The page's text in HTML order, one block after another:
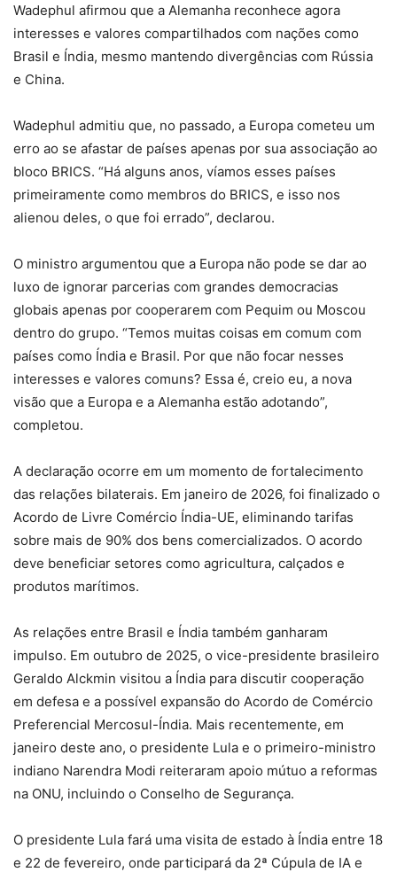
Wadephul afirmou que a Alemanha reconhece agora
interesses e valores compartilhados com nações como
Brasil e Índia, mesmo mantendo divergências com Rússia
e China.
Wadephul admitiu que, no passado, a Europa cometeu um
erro ao se afastar de países apenas por sua associação ao
bloco BRICS. “Há alguns anos, víamos esses países
primeiramente como membros do BRICS, e isso nos
alienou deles, o que foi errado”, declarou.
O ministro argumentou que a Europa não pode se dar ao
luxo de ignorar parcerias com grandes democracias
globais apenas por cooperarem com Pequim ou Moscou
dentro do grupo. “Temos muitas coisas em comum com
países como Índia e Brasil. Por que não focar nesses
interesses e valores comuns? Essa é, creio eu, a nova
visão que a Europa e a Alemanha estão adotando”,
completou.
A declaração ocorre em um momento de fortalecimento
das relações bilaterais. Em janeiro de 2026, foi finalizado o
Acordo de Livre Comércio Índia-UE, eliminando tarifas
sobre mais de 90% dos bens comercializados. O acordo
deve beneficiar setores como agricultura, calçados e
produtos marítimos.
As relações entre Brasil e Índia também ganharam
impulso. Em outubro de 2025, o vice-presidente brasileiro
Geraldo Alckmin visitou a Índia para discutir cooperação
em defesa e a possível expansão do Acordo de Comércio
Preferencial Mercosul-Índia. Mais recentemente, em
janeiro deste ano, o presidente Lula e o primeiro-ministro
indiano Narendra Modi reiteraram apoio mútuo a reformas
na ONU, incluindo o Conselho de Segurança.
O presidente Lula fará uma visita de estado à Índia entre 18
e 22 de fevereiro, onde participará da 2ª Cúpula de IA e